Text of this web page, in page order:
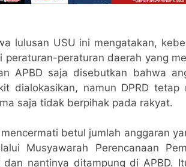
lulusan USU ini mengatakan,
peraturan daerah yang
APBD saja disebutkan bahwa
dialokasikan, namun DPRD tetap
saja tidak berpihak pada rakyat.
mencermati betul jumlah anggaran
Musyawarah Perencanaan
dan nantinya ditampung di APBD.